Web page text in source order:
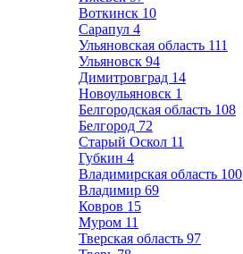
Воткинск 10
Сарапул 4
Ульяновская область 111
Ульяновск 94
Димитровград 14
Новоульяновск 1
Белгородская область 108
Белгород 72
Старый Оскол 11
Губкин 4
Владимирская область 100
Владимир 69
Ковров 15
Муром 11
Тверская область 97